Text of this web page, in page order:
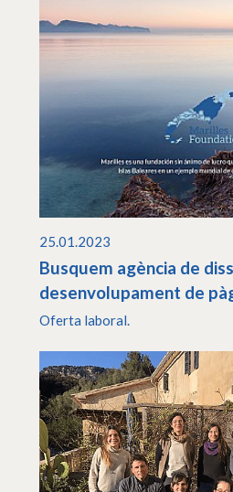
25.01.2023
Busquem agència de
desenvolupament de
Oferta laboral.